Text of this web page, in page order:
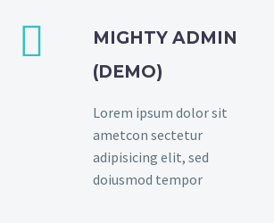


MIGHTY ADMIN
(DEMO)
Lorem ipsum dolor sit
ametcon sectetur
adipisicing elit, sed
doiusmod tempor